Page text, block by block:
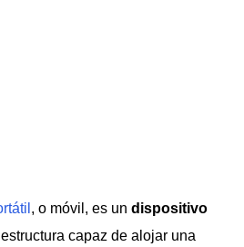
, o móvil, es un dispositivo
capaz de alojar una